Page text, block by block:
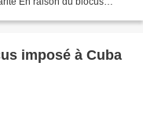
imposé à Cuba